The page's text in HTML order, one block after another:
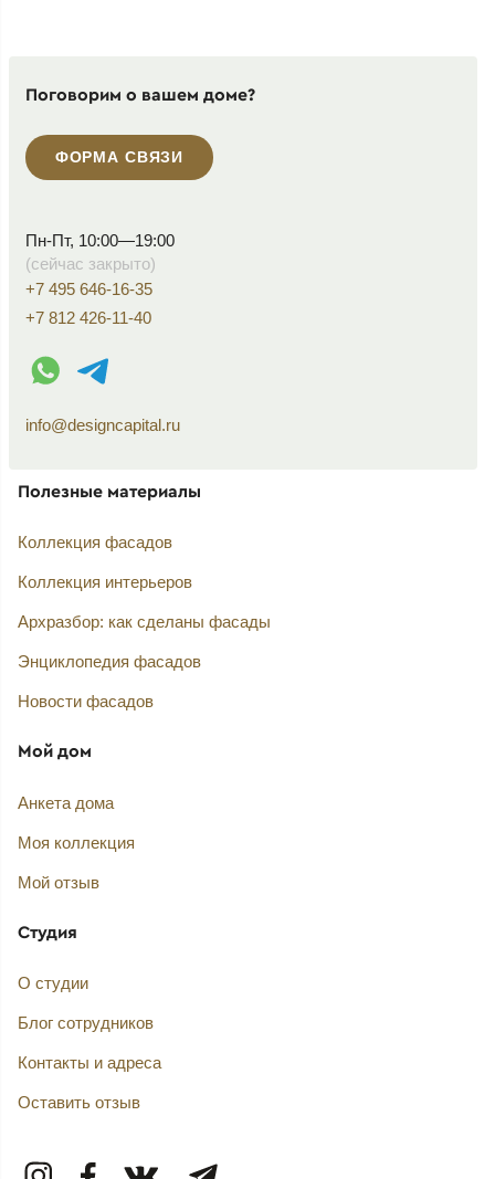
Поговорим о вашем доме?
ФОРМА СВЯЗИ
Пн-Пт, 10:00—19:00
(сейчас закрыто)
+7 495 646-16-35
+7 812 426-11-40
WhatsApp контакт
Telegram контакт
info@designcapital.ru
Полезные материалы
Коллекция фасадов
Коллекция интерьеров
Архразбор: как сделаны фасады
Энциклопедия фасадов
Новости фасадов
Мой дом
Анкета дома
Моя коллекция
Мой отзыв
Студия
О студии
Блог сотрудников
Контакты и адреса
Оставить отзыв